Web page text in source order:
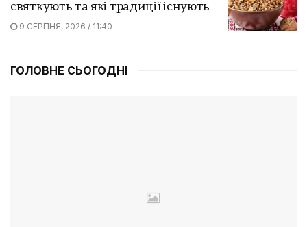
святкують та які традиції існують
9 СЕРПНЯ, 2026 / 11:40
ГОЛОВНЕ СЬОГОДНІ